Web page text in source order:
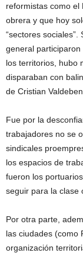
reformistas como el
obrera y que hoy
“sectores
general
los territorios, hubo
disparaban con
de Cristian
Fue por la
trabajadores no se
sindicales
los espacios de
fueron los
seguir para la clase
Por otra parte,
las ciudades (como
organización